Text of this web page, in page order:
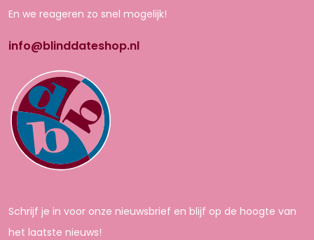
En we reageren zo snel mogelijk!
info@blinddateshop.nl
Schrijf je in voor onze nieuwsbrief en blijf op de hoogte van
het laatste nieuws!